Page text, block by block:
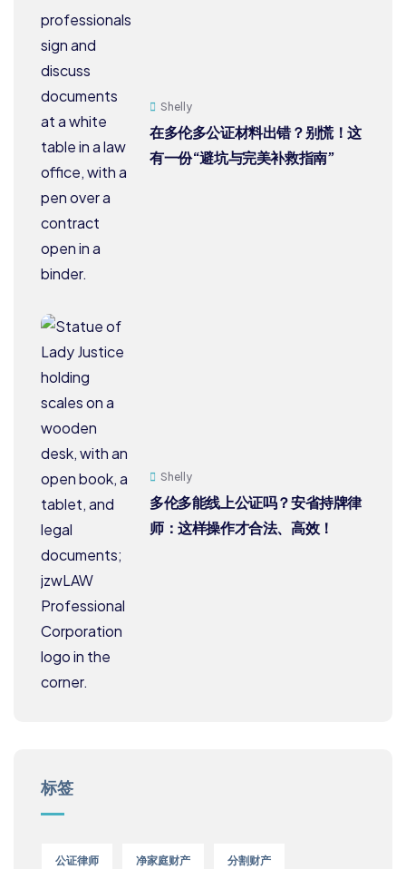
Shelly
在多伦多公证材料出错？别慌！这
有一份“避坑与完美补救指南”
Shelly
多伦多能线上公证吗？安省持牌律
师：这样操作才合法、高效！
标签
公证律师 净家庭财产 分割财产